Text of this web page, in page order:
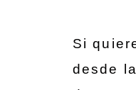
Si
desde